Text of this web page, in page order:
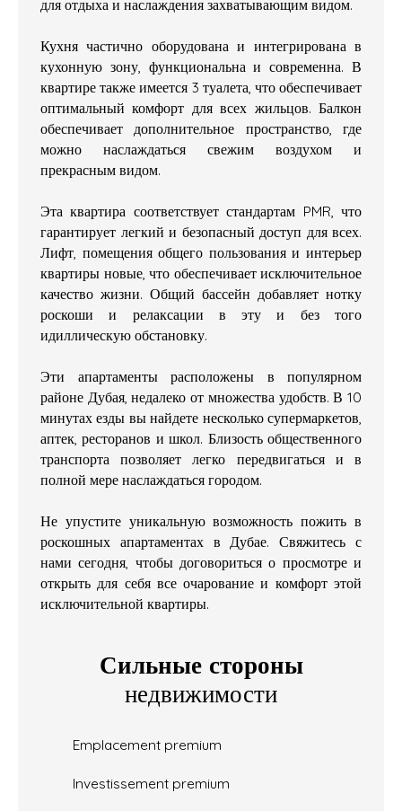
для отдыха и наслаждения захватывающим видом.
Кухня частично оборудована и интегрирована в
кухонную зону, функциональна и современна. В
квартире также имеется 3 туалета, что обеспечивает
оптимальный комфорт для всех жильцов. Балкон
обеспечивает дополнительное пространство, где
можно наслаждаться свежим воздухом и
прекрасным видом.
Эта квартира соответствует стандартам PMR, что
гарантирует легкий и безопасный доступ для всех.
Лифт, помещения общего пользования и интерьер
квартиры новые, что обеспечивает исключительное
качество жизни. Общий бассейн добавляет нотку
роскоши и релаксации в эту и без того
идиллическую обстановку.
Эти апартаменты расположены в популярном
районе Дубая, недалеко от множества удобств. В 10
минутах езды вы найдете несколько супермаркетов,
аптек, ресторанов и школ. Близость общественного
транспорта позволяет легко передвигаться и в
полной мере наслаждаться городом.
Не упустите уникальную возможность пожить в
роскошных апартаментах в Дубае. Свяжитесь с
нами сегодня, чтобы договориться о просмотре и
открыть для себя все очарование и комфорт этой
исключительной квартиры.
Сильные стороны
недвижимости
Emplacement premium
Investissement premium